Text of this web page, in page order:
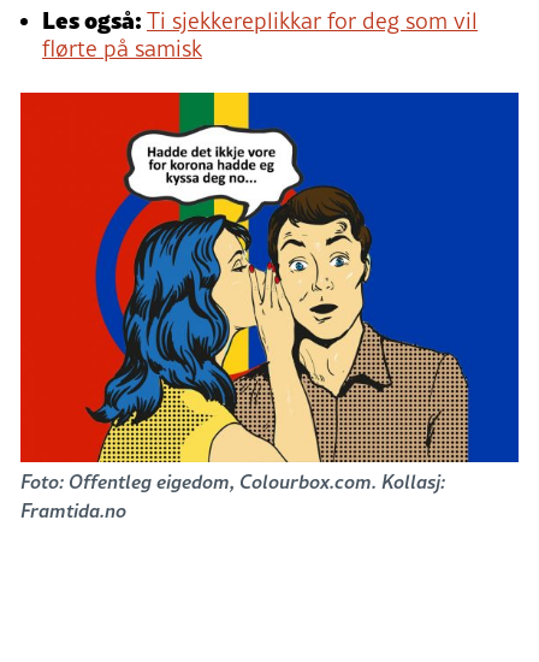
Les også:Ti sjekkereplikkar for deg som vil
flørte på samisk
Foto: Offentleg eigedom, Colourbox.com. Kollasj:
Framtida.no